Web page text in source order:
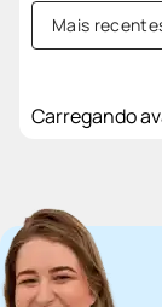
Mais
Carregando